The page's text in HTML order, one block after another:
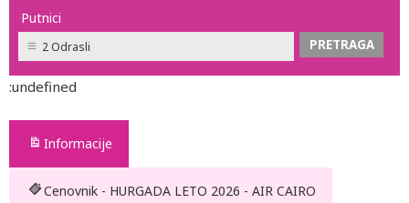
Putnici
2 Odrasli
:undefined
Informacije
Cenovnik - HURGADA LETO 2026 - AIR CAIRO